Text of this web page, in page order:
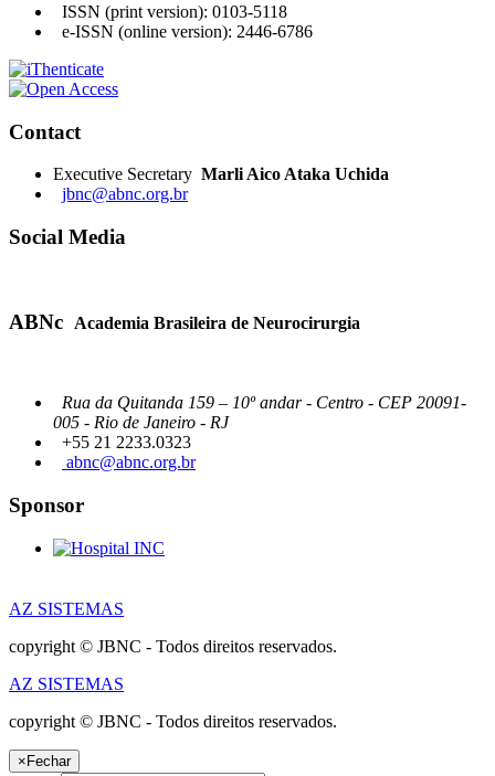
ISSN (print version): 0103-5118
e-ISSN (online version): 2446-6786
Contact
Executive Secretary Marli Aico Ataka Uchida
jbnc@abnc.org.br
Social Media
ABNc Academia Brasileira de Neurocirurgia
Rua da Quitanda 159 – 10º andar - Centro - CEP 20091-
005 - Rio de Janeiro - RJ
+55 21 2233.0323
abnc@abnc.org.br
Sponsor
AZ SISTEMAS
copyright © JBNC - Todos direitos reservados.
AZ SISTEMAS
copyright © JBNC - Todos direitos reservados.
×Fechar